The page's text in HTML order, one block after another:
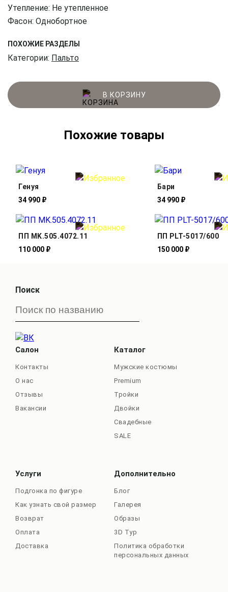
Утепление: Не утепленное
Фасон: Однобортное
ПОХОЖИЕ РАЗДЕЛЫ
Категории: Пальто
В КОРЗИНУ
Похожие товары
Генуя
34 990 ₽
Бари
34 990 ₽
ПП MK.505.4072.11
110 000 ₽
ПП PLT-5017/600
150 000 ₽
Поиск
Салон
Контакты
О нас
Отзывы
Вакансии
Каталог
Мужские костюмы
Premium
Тройки
Двойки
Свадебные
SALE
Услуги
Подгонка по фигуре
Как узнать свой размер
Возврат
Оплата
Доставка
Дополнительно
Блог
Галерея
Образы
3D Тур
Политика обработки
персональных данных